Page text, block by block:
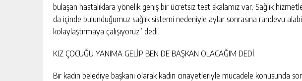
bulaşan hastalıklara yönelik geniş bir ücretsiz test skalamız var. Sağlık
da içinde bulunduğumuz sağlık sistemi nedeniyle aylar sonrasına randevu
kolaylaştırmaya çalışıyoruz” dedi.
KIZ ÇOCUĞU YANIMA GELİP BEN DE BAŞKAN OLACAĞIM DEDİ
Bir kadın belediye başkanı olarak kadın cinayetleriyle mücadele konusunda